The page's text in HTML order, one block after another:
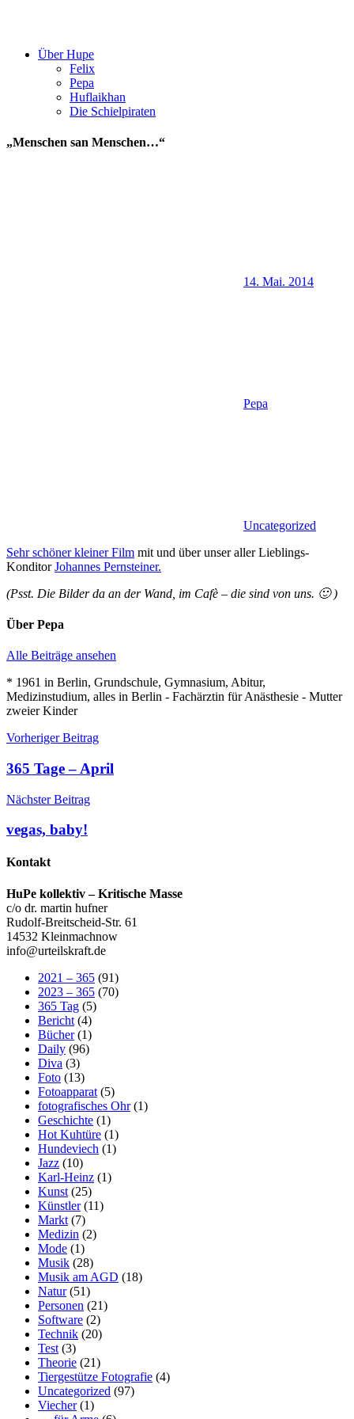
Über Hupe
Felix
Pepa
Huflaikhan
Die Schielpiraten
„Menschen san Menschen…“
14. Mai. 2014
Pepa
Uncategorized
Sehr schöner kleiner Film mit und über unser aller Lieblings-
KonditorJohannes Pernsteiner.
(Psst. Die Bilder da an der Wand, im Cafè – die sind von uns. 🙂 )
Über Pepa
Alle Beiträge ansehen
* 1961 in Berlin, Grundschule, Gymnasium, Abitur,
Medizinstudium, alles in Berlin - Fachärztin für Anästhesie - Mutter
zweier Kinder
Beitragsnavigation
Vorheriger Beitrag
365 Tage – April
Nächster Beitrag
vegas, baby!
Kontakt
HuPe kollektiv – Kritische Masse
c/o dr. martin hufner
Rudolf-Breitscheid-Str. 61
14532 Kleinmachnow
info@urteilskraft.de
2021 – 365 (91)
2023 – 365 (70)
365 Tag (5)
Bericht (4)
Bücher(1)
Daily (96)
Diva (3)
Foto (13)
Fotoapparat (5)
fotografisches Ohr(1)
Geschichte (1)
Hot Kuhtüre (1)
Hundeviech (1)
Jazz (10)
Karl-Heinz (1)
Kunst (25)
Künstler(11)
Markt (7)
Medizin (2)
Mode (1)
Musik (28)
Musik am AGD (18)
Natur(51)
Personen (21)
Software (2)
Technik (20)
Test (3)
Theorie (21)
Tiergestütze Fotografie (4)
Uncategorized (97)
Viecher(1)